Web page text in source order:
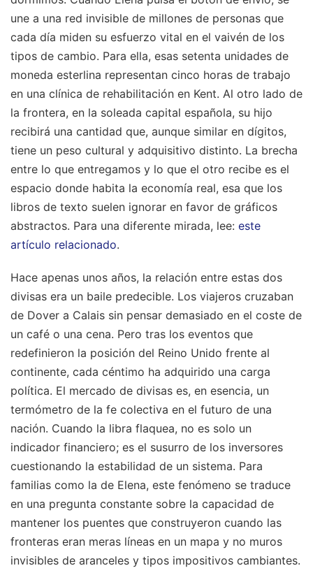
une a una red invisible de millones de personas que
cada día miden su esfuerzo vital en el vaivén de los
tipos de cambio. Para ella, esas setenta unidades de
moneda esterlina representan cinco horas de trabajo
en una clínica de rehabilitación en Kent. Al otro lado de
la frontera, en la soleada capital española, su hijo
recibirá una cantidad que, aunque similar en dígitos,
tiene un peso cultural y adquisitivo distinto. La brecha
entre lo que entregamos y lo que el otro recibe es el
espacio donde habita la economía real, esa que los
libros de texto suelen ignorar en favor de gráficos
abstractos. Para una diferente mirada, lee: este
artículo relacionado.
Hace apenas unos años, la relación entre estas dos
divisas era un baile predecible. Los viajeros cruzaban
de Dover a Calais sin pensar demasiado en el coste de
un café o una cena. Pero tras los eventos que
redefinieron la posición del Reino Unido frente al
continente, cada céntimo ha adquirido una carga
política. El mercado de divisas es, en esencia, un
termómetro de la fe colectiva en el futuro de una
nación. Cuando la libra flaquea, no es solo un
indicador financiero; es el susurro de los inversores
cuestionando la estabilidad de un sistema. Para
familias como la de Elena, este fenómeno se traduce
en una pregunta constante sobre la capacidad de
mantener los puentes que construyeron cuando las
fronteras eran meras líneas en un mapa y no muros
invisibles de aranceles y tipos impositivos cambiantes.